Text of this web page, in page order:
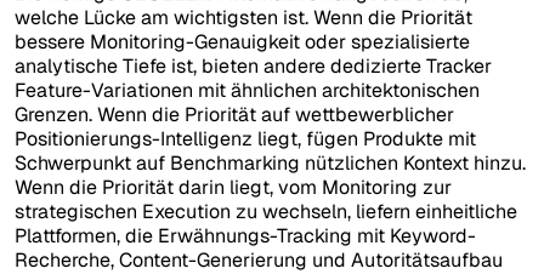
welche Lücke am wichtigsten ist. Wenn die Priorität
bessere Monitoring-Genauigkeit oder spezialisierte
analytische Tiefe ist, bieten andere dedizierte Tracker
Feature-Variationen mit ähnlichen architektonischen
Grenzen. Wenn die Priorität auf wettbewerblicher
Positionierungs-Intelligenz liegt, fügen Produkte mit
Schwerpunkt auf Benchmarking nützlichen Kontext hinzu.
Wenn die Priorität darin liegt, vom Monitoring zur
strategischen Execution zu wechseln, liefern einheitliche
Plattformen, die Erwähnungs-Tracking mit Keyword-
Recherche, Content-Generierung und Autoritätsaufbau